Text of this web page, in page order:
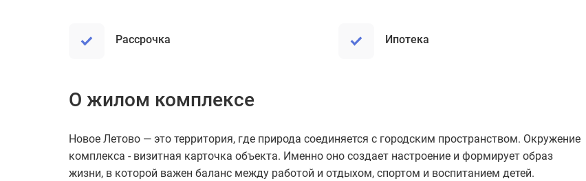
рассрочка ипотека
О жилом комплексе
Новое Летово — это территория, где природа соединяется с городским пространством. Окружение
комплекса - визитная карточка объекта. Именно оно создает настроение и формирует образ
жизни, в которой важен баланс между работой и отдыхом, спортом и воспитанием детей.